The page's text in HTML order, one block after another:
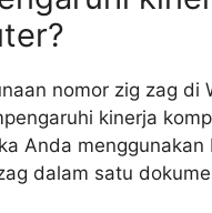
nomor zig zag di
kinerja
Anda menggunakan
dalam satu